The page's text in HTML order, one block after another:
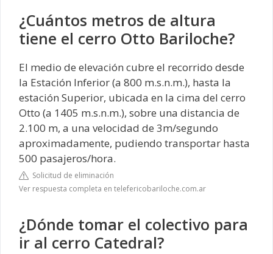
¿Cuántos metros de altura
tiene el cerro Otto Bariloche?
El medio de elevación cubre el recorrido desde
la Estación Inferior (a 800 m.s.n.m.), hasta la
estación Superior, ubicada en la cima del cerro
Otto (a 1405 m.s.n.m.), sobre una distancia de
2.100 m, a una velocidad de 3m/segundo
aproximadamente, pudiendo transportar hasta
500 pasajeros/hora.
Solicitud de eliminación
Ver respuesta completa en telefericobariloche.com.ar
¿Dónde tomar el colectivo para
ir al cerro Catedral?